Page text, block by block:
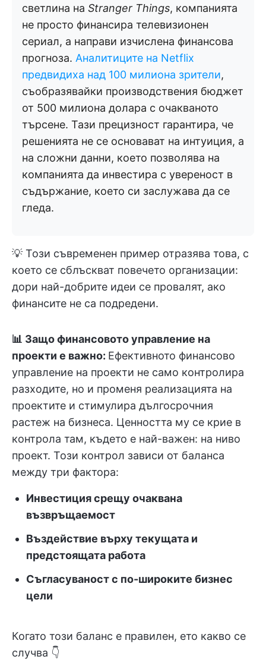
светлина на Stranger Things, компанията
не просто финансира телевизионен
сериал, а направи изчислена финансова
прогноза. Аналитиците на Netflix
предвидиха над 100 милиона зрители,
съобразявайки производствения бюджет
от 500 милиона долара с очакваното
търсене. Тази прецизност гарантира, че
решенията не се основават на интуиция, а
на сложни данни, което позволява на
компанията да инвестира с увереност в
съдържание, което си заслужава да се
гледа.
💡 Този съвременен пример отразява това, с
което се сблъскват повечето организации:
дори най-добрите идеи се провалят, ако
финансите не са подредени.
📊 Защо финансовото управление на
проекти е важно: Ефективното финансово
управление на проекти не само контролира
разходите, но и променя реализацията на
проектите и стимулира дългосрочния
растеж на бизнеса. Ценността му се крие в
контрола там, където е най-важен: на ниво
проект. Този контрол зависи от баланса
между три фактора:
Инвестиция срещу очаквана
възвръщаемост
Въздействие върху текущата и
предстоящата работа
Съгласуваност с по-широките бизнес
цели
Когато този баланс е правилен, ето какво се
случва 👇